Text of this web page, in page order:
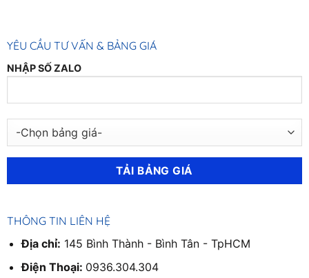
YÊU CẦU TƯ VẤN & BẢNG GIÁ
NHẬP SỐ ZALO
THÔNG TIN LIÊN HỆ
Địa chỉ: 145 Bình Thành - Bình Tân - TpHCM
Điện Thoại: 0936.304.304